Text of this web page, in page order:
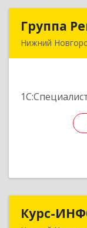
Группа
Нижний
Курс-